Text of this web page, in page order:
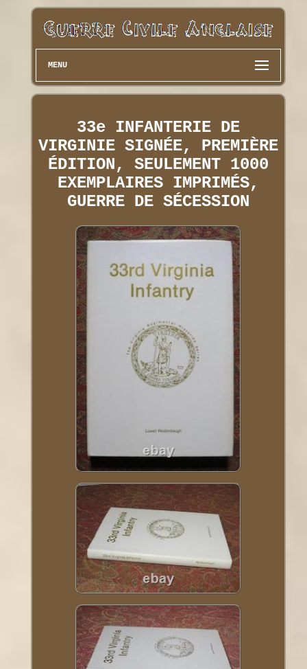
MENU
33e INFANTERIE DE
VIRGINIE SIGNÉE, PREMIÈRE
ÉDITION, SEULEMENT 1000
EXEMPLAIRES IMPRIMÉS,
GUERRE DE SÉCESSION